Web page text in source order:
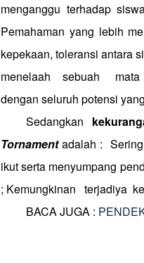
menganggu terhadap
Pemahaman yang lebih
kepekaan, toleransi antara
menelaah
sebuah mata
dengan seluruh potensi
Sedangkan
Tornament adalah :
ikut serta menyumpang
; Kemungkinan terjadiya
BACA JUGA :